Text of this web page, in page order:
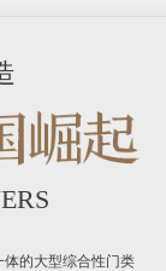
的大型综合性门类